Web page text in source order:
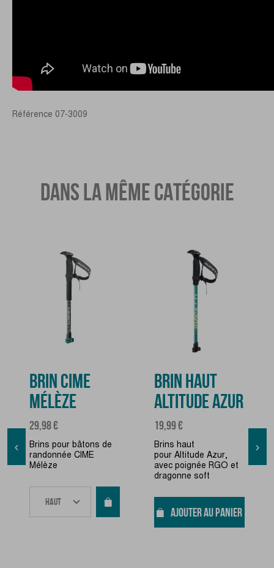
Référence 07-3009
DANS LA MÊME CATÉGORIE

BRIN CIME
MÉLÈZE
Prix
29,98 €
Brins pour bâtons de
randonnée CIME
Mélèze
BRIN HAUT
ALTITUDE AZUR
Prix
19,99 €
Brins haut
pour Altitude Azur,
avec poignée RGO et
dragonne soft
AJOUTER AU PANIER
